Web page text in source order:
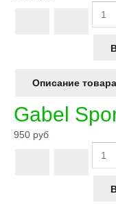
Описание товара
Gabel
950 руб